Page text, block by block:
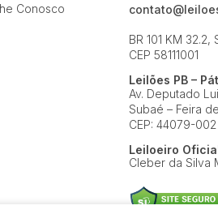
Conosco
BR 101 KM
CEP 58111001
Leilões PB –
Av. Deputado
Subaé – Feira
CEP: 44079-002
Leiloeiro
Cleber da Silva